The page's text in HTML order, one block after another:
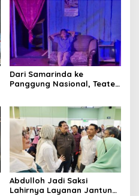
Proyek Strategis
Dari Samarinda ke
Panggung Nasional, Teater
Yogyakarta
Abdulloh Jadi Saksi
Lahirnya Layanan Jantung